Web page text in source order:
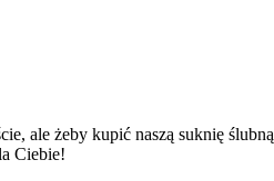
ale żeby kupić naszą suknię ślubną
Ciebie!